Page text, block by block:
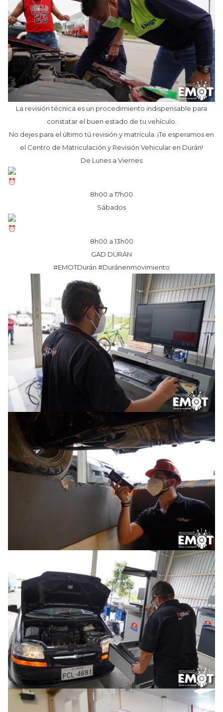
La revisión técnica es un procedimiento indispensable para
constatar el buen estado de tu vehículo.
No dejes para el último tú revisión y matrícula. ¡Te esperamos en
el Centro de Matriculación y Revisión Vehicular en Durán!
De Lunes a Viernes
8h00 a 17h00
Sábados
8h00 a 13h00
GAD DURÁN
#EMOTDurán #Duránenmovimiento